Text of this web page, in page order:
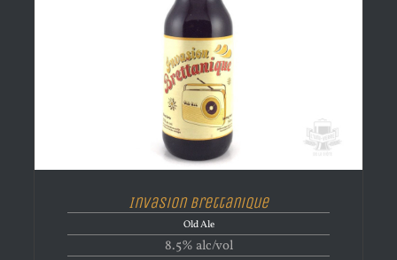
Invasion Brettanique
Old Ale
8.5% alc/vol